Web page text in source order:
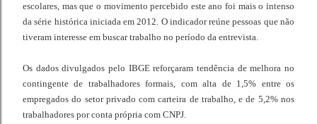
escolares, mas que o movimento percebido este ano foi mais o intenso
da série histórica iniciada em 2012. O indicador reúne pessoas que não
tiveram interesse em buscar trabalho no período da entrevista.
Os dados divulgados pelo IBGE reforçaram tendência de melhora no
contingente de trabalhadores formais, com alta de 1,5% entre os
empregados do setor privado com carteira de trabalho, e de 5,2% nos
trabalhadores por conta própria com CNPJ.